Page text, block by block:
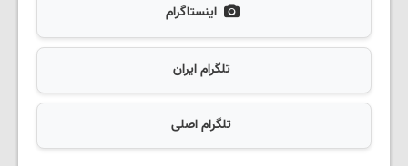
اینستاگرام
تلگرام ایران
تلگرام اصلی